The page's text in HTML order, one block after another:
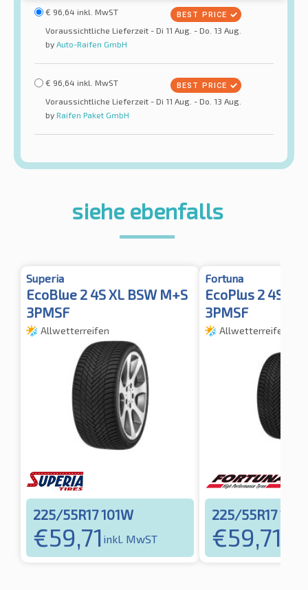
€ 96,64 inkl. MwST
Voraussichtliche Lieferzeit - Di 11 Aug. - Do. 13 Aug.
by Auto-Raifen GmbH
€ 96,64 inkl. MwST
Voraussichtliche Lieferzeit - Di 11 Aug. - Do. 13 Aug.
by Raifen Paket GmbH
siehe ebenfalls
Superia
EcoBlue 2 4S XL BSW M+S
3PMSF
Allwetterreifen
225/55R17 101W
€59,71 inkl. MwST
Fortuna
EcoPlus 2 4S XL
3PMSF
Allwetterreifen
225/55R17
€59,71